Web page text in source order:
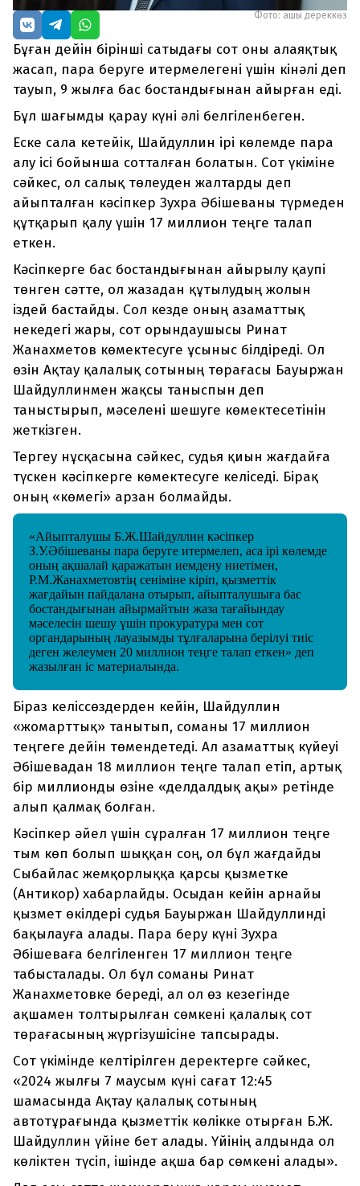
Фото: ашық дереккөз
Бұған дейін бірінші сатыдағы сот оны алаяқтық
жасап, пара беруге итермелегені үшін кінәлі деп
тауып, 9 жылға бас бостандығынан айырған еді.
Бұл шағымды қарау күні әлі белгіленбеген.
Еске сала кетейік, Шайдуллин ірі көлемде пара
алу ісі бойынша сотталған болатын. Сот үкіміне
сәйкес, ол салық төлеуден жалтарды деп
айыпталған кәсіпкер Зухра Әбішеваны түрмеден
құтқарып қалу үшін 17 миллион теңге талап
еткен.
Кәсіпкерге бас бостандығынан айырылу қаупі
төнген сәтте, ол жазадан құтылудың жолын
іздей бастайды. Сол кезде оның азаматтық
некедегі жары, сот орындаушысы Ринат
Жанахметов көмектесуге ұсыныс білдіреді. Ол
өзін Ақтау қалалық сотының төрағасы Бауыржан
Шайдуллинмен жақсы таныспын деп
таныстырып, мәселені шешуге көмектесетінін
жеткізген.
Тергеу нұсқасына сәйкес, судья қиын жағдайға
түскен кәсіпкерге көмектесуге келіседі. Бірақ
оның «көмегі» арзан болмайды.
«Айыпталушы Б.Ж.Шайдуллин кәсіпкер
З.У.Әбішеваны пара беруге итермелеп, аса ірі көлемде
оның ақшалай қаражатын иемдену ниетімен,
Р.М.Жанахметовтің сеніміне кіріп, қызметтік
жағдайын пайдалана отырып, айыпталушыға бас
бостандығынан айырмайтын жаза тағайындау
мәселесін шешу үшін прокуратура мен сот
органдарының лауазымды тұлғаларына берілуі тиіс
деген желеумен 20 миллион теңге талап еткен» деп
жазылған іс материалында.
Біраз келіссөздерден кейін, Шайдуллин
«жомарттық» танытып, соманы 17 миллион
теңгеге дейін төмендетеді. Ал азаматтық күйеуі
Әбішевадан 18 миллион теңге талап етіп, артық
бір миллионды өзіне «делдалдық ақы» ретінде
алып қалмақ болған.
Кәсіпкер әйел үшін сұралған 17 миллион теңге
тым көп болып шыққан соң, ол бұл жағдайды
Сыбайлас жемқорлыққа қарсы қызметке
(Антикор) хабарлайды. Осыдан кейін арнайы
қызмет өкілдері судья Бауыржан Шайдуллинді
бақылауға алады. Пара беру күні Зухра
Әбішеваға белгіленген 17 миллион теңге
табысталады. Ол бұл соманы Ринат
Жанахметовке береді, ал ол өз кезегінде
ақшамен толтырылған сөмкені қалалық сот
төрағасының жүргізушісіне тапсырады.
Сот үкімінде келтірілген деректерге сәйкес,
«2024 жылғы 7 маусым күні сағат 12:45
шамасында Ақтау қалалық сотының
автотұрағында қызметтік көлікке отырған Б.Ж.
Шайдуллин үйіне бет алады. Үйінің алдында ол
көліктен түсіп, ішінде ақша бар сөмкені алады».